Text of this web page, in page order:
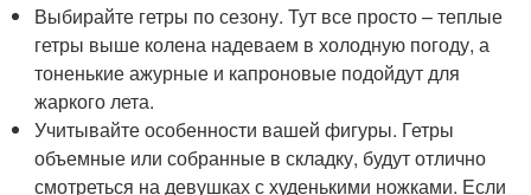
Выбирайте гетры по сезону. Тут все просто – теплые
гетры выше колена надеваем в холодную погоду, а
тоненькие ажурные и капроновые подойдут для
жаркого лета.
Учитывайте особенности вашей фигуры. Гетры
объемные или собранные в складку, будут отлично
смотреться на девушках с худенькими ножками. Если